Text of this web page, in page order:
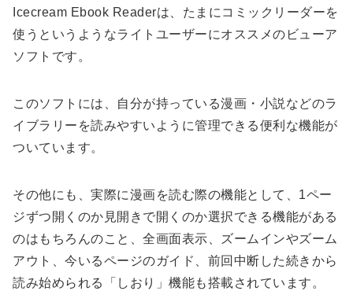
Icecream Ebook Readerは、たまにコミックリーダーを
使うというようなライトユーザーにオススメのビューア
ソフトです。
このソフトには、自分が持っている漫画・小説などのラ
イブラリーを読みやすいように管理できる便利な機能が
ついています。
その他にも、実際に漫画を読む際の機能として、1ペー
ジずつ開くのか見開きで開くのか選択できる機能がある
のはもちろんのこと、全画面表示、ズームインやズーム
アウト、今いるページのガイド、前回中断した続きから
読み始められる「しおり」機能も搭載されています。